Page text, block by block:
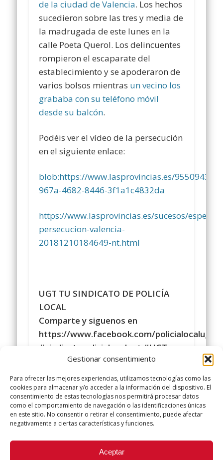
Gestionar consentimiento
Para ofrecer las mejores experiencias, utilizamos tecnologías como las
cookies para almacenar y/o acceder a la información del dispositivo. El
consentimiento de estas tecnologías nos permitirá procesar datos
como el comportamiento de navegación o las identificaciones únicas
en este sitio. No consentir o retirar el consentimiento, puede afectar
negativamente a ciertas características y funciones.
Aceptar
de la ciudad de Valencia. Los hechos
sucedieron sobre las tres y media de
la madrugada de este lunes en la
calle Poeta Querol. Los delincuentes
rompieron el escaparate del
establecimiento y se apoderaron de
varios bolsos mientras un vecino los
grababa con su teléfono móvil
desde su balcón.
Podéis ver el vídeo de la persecución
en el siguiente enlace:
blob:https://www.lasprovincias.es/95509432-
967a-4682-8446-3f1a1c4832da
https://www.lasprovincias.es/sucesos/
persecucion-valencia-
20181210184649-nt.html
UGT TU SINDICATO DE POLICÍA
LOCAL
Comparte y siguenos en
https://www.facebook.com/policialocalugt/
#sindicatopolicialocalugt #UGT
Instagram
@sindicatopolicialocalugt
+Sindicato Policía Local UGT UGT
twitter.com/UGTPoliciaLocal
http://www.policialocalugt.es
Did you like this article? Share it with your friends!